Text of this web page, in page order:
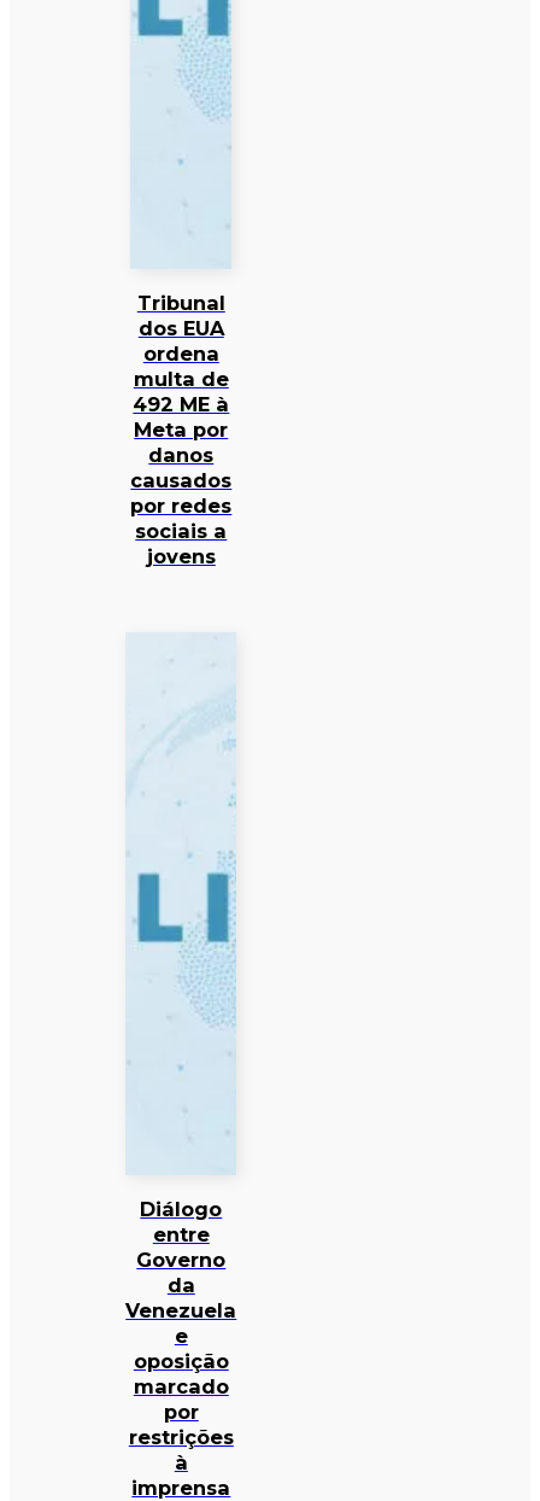
Tribunal
dos EUA
ordena
multa de
492 ME à
Meta por
danos
causados
por redes
sociais a
jovens
Diálogo
entre
Governo
da
Venezuela
e
oposição
marcado
por
restrições
à
imprensa